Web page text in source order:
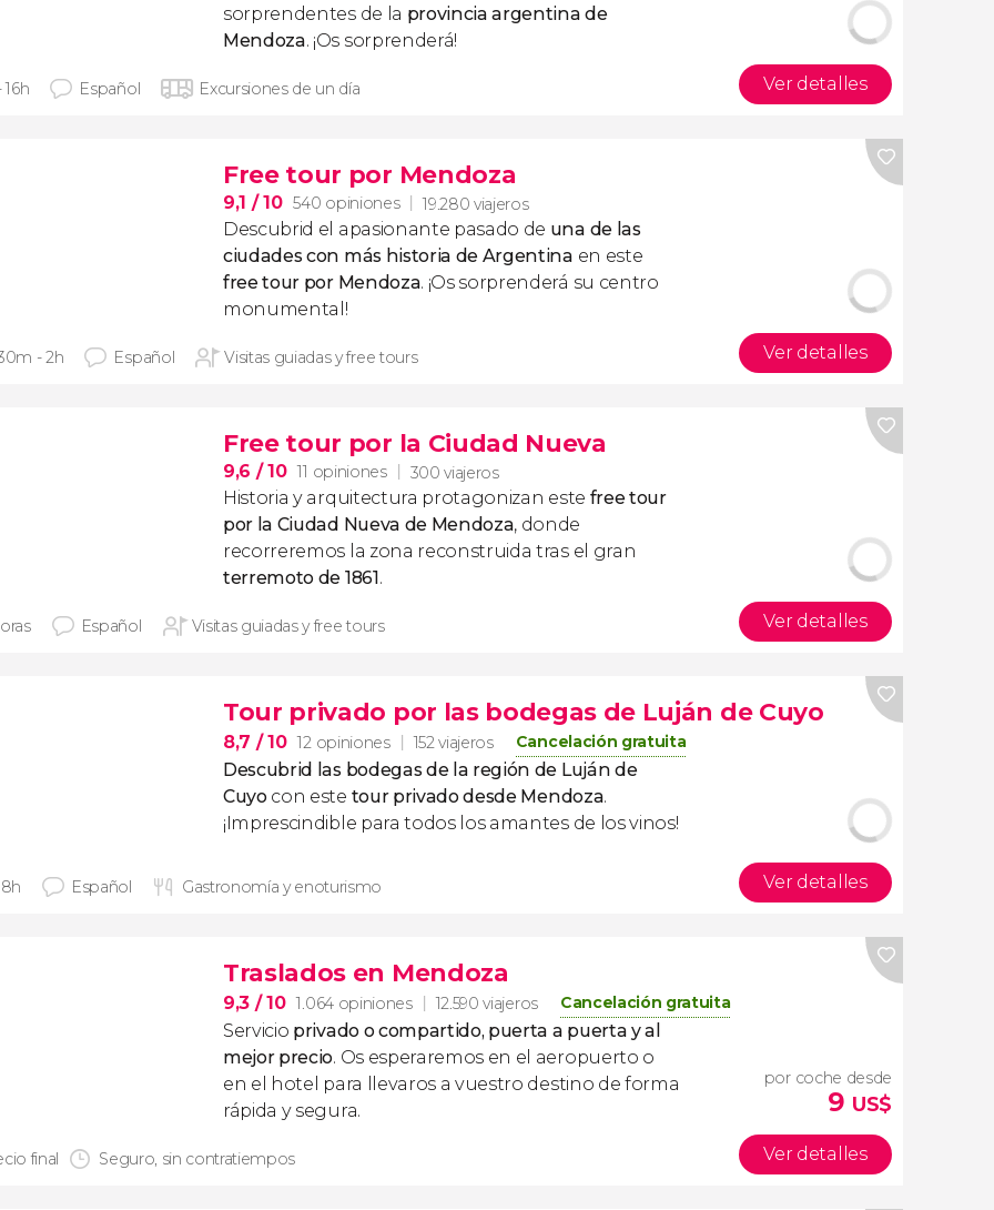
sorprendentes de la provincia argentina de
Mendoza. ¡Os sorprenderá!
16h Español Excursiones de un día Ver detalles
Free tour por Mendoza
9,1 / 10 540 opiniones 19.280 viajeros
Descubrid el apasionante pasado de una de las
ciudades con más historia de Argentina en este
free tour por Mendoza. ¡Os sorprenderá su centro
monumental!
- 2h Español Visitas guiadas y free tours Ver detalles
Free tour por la Ciudad Nueva
9,6 / 10 11 opiniones 300 viajeros
Historia y arquitectura protagonizan este free tour
por la Ciudad Nueva de Mendoza, donde
recorreremos la zona reconstruida tras el gran
terremoto de 1861.
Español Visitas guiadas y free tours Ver detalles
Tour privado por las bodegas de Luján de Cuyo
8,7 / 10 12 opiniones 152 viajeros Cancelación gratuita
Descubrid las bodegas de la región de Luján de
Cuyocon este tour privado desde Mendoza.
¡Imprescindible para todos los amantes de los vinos!
Español Gastronomía y enoturismo Ver detalles
Traslados en Mendoza
9,3 / 10 1.064 opiniones 12.590 viajeros Cancelación gratuita
Servicio privado o compartido, puerta a puerta y al
mejor precio. Os esperaremos en el aeropuerto o
en el hotel para llevaros a vuestro destino de forma
rápida y segura.
final Seguro, sin contratiempos
por coche desde
9 US$
Ver detalles